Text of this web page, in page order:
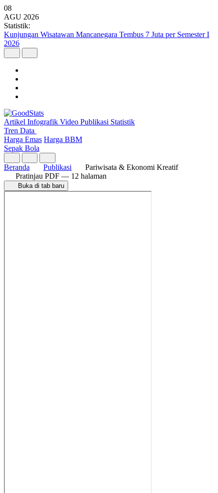
08
AGU 2026
Statistik:
Kunjungan Wisatawan Mancanegara Tembus 7 Juta per Semester I
2026
Artikel Infografik Video Publikasi Statistik
Tren Data
Harga Emas Harga BBM
Sepak Bola
Beranda Publikasi
Pariwisata & Ekonomi Kreatif
Pratinjau PDF — 12 halaman
Buka di tab baru